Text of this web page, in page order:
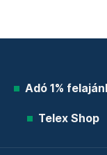
Adó 1%
Telex Shop